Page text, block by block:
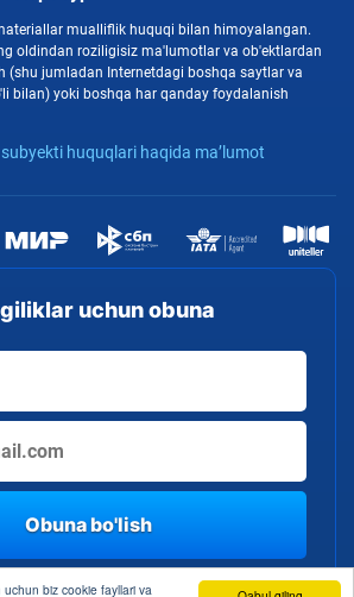
biz cookie fayllari va
uchun obuna
Obuna bo'lish
mualliflik huquqi bilan himoyalangan.
oldindan roziligisiz ma'lumotlar va ob'ektlardan
(shu jumladan Internetdagi boshqa saytlar va
bilan) yoki boshqa har qanday foydalanish
huquqlari haqida ma’lumot